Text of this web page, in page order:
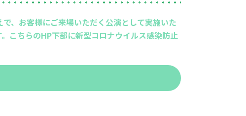
、お客様にご来場いただく公演として実施いた
こちらのHP下部に新型コロナウイルス感染防止